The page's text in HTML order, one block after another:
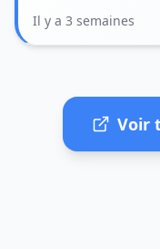
Il y a 3 semaines
Voir